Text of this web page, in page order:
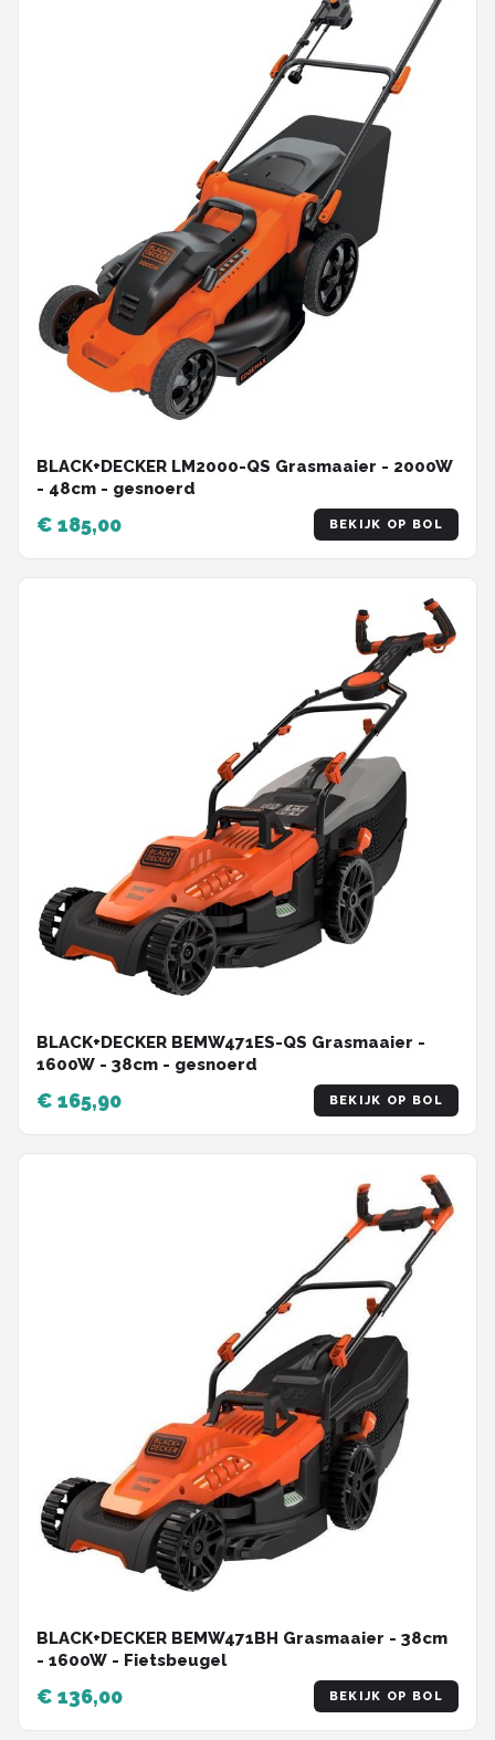
BLACK+DECKER LM2000-QS Grasmaaier - 2000W
- 48cm - gesnoerd
€ 185,00 BEKIJK OP BOL
BLACK+DECKER BEMW471ES-QS Grasmaaier -
1600W - 38cm - gesnoerd
€ 165,90 BEKIJK OP BOL
BLACK+DECKER BEMW471BH Grasmaaier - 38cm
- 1600W - Fietsbeugel
€ 136,00 BEKIJK OP BOL